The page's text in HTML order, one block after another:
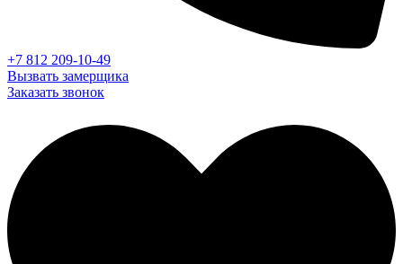
+7 812 209-10-49
Вызвать замерщика
Заказать звонок